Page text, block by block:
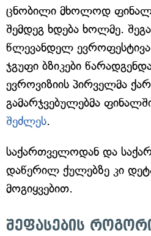
ცნობილი მხოლოდ
შემდეგ ხდება ხოლმე.
წლევანდელ
ჯგუფი ბზიკები
ევროვიზიის პირველმა
გამარჯვებულებმა
შეძლეს.
საქართველოდან და
დაწერილ ქულებზე კი
მოგიყვებით.
შეფასების